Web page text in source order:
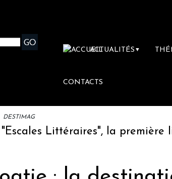
ACTUALITÉS ▼
CONTACTS
DESTIMAG
Littéraires", la première